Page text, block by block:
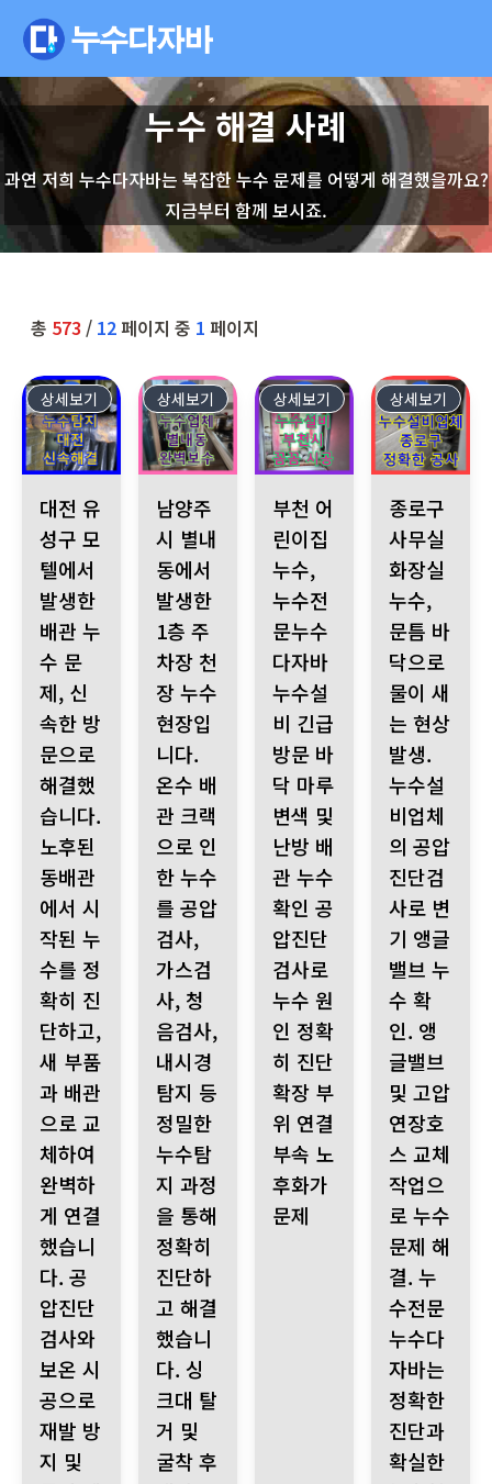
누수 해결 사례
과연 저희 누수다자바는 복잡한 누수 문제를 어떻게 해결했을까요?
지금부터 함께 보시죠.
총 573/ 12페이지 중 1 페이지
573
상세보기
대전 유
성구 모
텔에서
발생한
배관 누
수 문
제, 신
속한 방
문으로
해결했
습니다.
노후된
동배관
에서 시
작된 누
수를 정
확히 진
단하고,
새 부품
과 배관
으로 교
체하여
완벽하
게 연결
했습니
다. 공
압진단
검사와
보온 시
공으로
재발 방
지 및
572
상세보기
남양주
시 별내
동에서
발생한
1층 주
차장 천
장 누수
현장입
니다.
온수 배
관 크랙
으로 인
한 누수
를 공압
검사,
가스검
사, 청
음검사,
내시경
탐지 등
정밀한
누수탐
지 과정
을 통해
정확히
진단하
고 해결
했습니
다. 싱
크대 탈
거 및
굴착 후
571
상세보기
부천 어
린이집
누수,
누수전
문누수
다자바
누수설
비 긴급
방문 바
닥 마루
변색 및
난방 배
관 누수
확인 공
압진단
검사로
누수 원
인 정확
히 진단
확장 부
위 연결
부속 노
후화가
문제
570
상세보기
종로구
사무실
화장실
누수,
문틈 바
닥으로
물이 새
는 현상
발생.
누수설
비업체
의 공압
진단검
사로 변
기 앵글
밸브 누
수 확
인. 앵
글밸브
및 고압
연장호
스 교체
작업으
로 누수
문제 해
결. 누
수전문
누수다
자바는
정확한
진단과
확실한